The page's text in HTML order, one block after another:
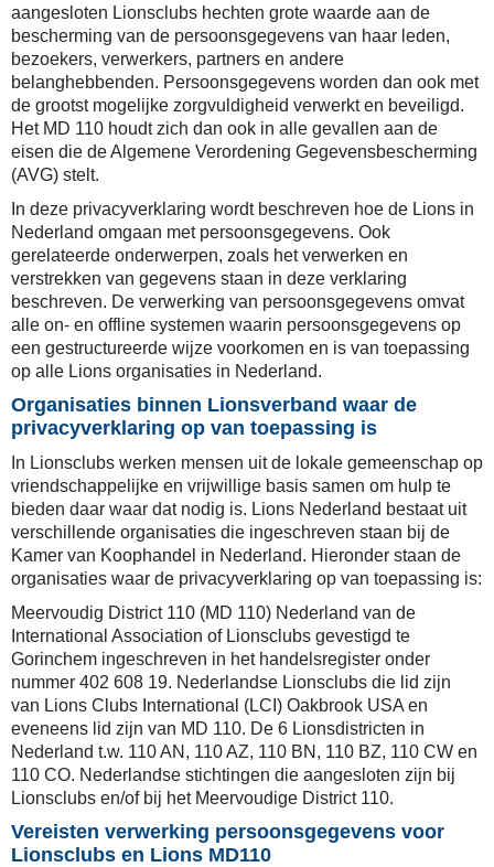
aangesloten Lionsclubs hechten grote waarde aan de
bescherming van de persoonsgegevens van haar leden,
bezoekers, verwerkers, partners en andere
belanghebbenden. Persoonsgegevens worden dan ook met
de grootst mogelijke zorgvuldigheid verwerkt en beveiligd.
Het MD 110 houdt zich dan ook in alle gevallen aan de
eisen die de Algemene Verordening Gegevensbescherming
(AVG) stelt.
In deze privacyverklaring wordt beschreven hoe de Lions in
Nederland omgaan met persoonsgegevens. Ook
gerelateerde onderwerpen, zoals het verwerken en
verstrekken van gegevens staan in deze verklaring
beschreven. De verwerking van persoonsgegevens omvat
alle on- en offline systemen waarin persoonsgegevens op
een gestructureerde wijze voorkomen en is van toepassing
op alle Lions organisaties in Nederland.
Organisaties binnen Lionsverband waar de
privacyverklaring op van toepassing is
In Lionsclubs werken mensen uit de lokale gemeenschap op
vriendschappelijke en vrijwillige basis samen om hulp te
bieden daar waar dat nodig is. Lions Nederland bestaat uit
verschillende organisaties die ingeschreven staan bij de
Kamer van Koophandel in Nederland. Hieronder staan de
organisaties waar de privacyverklaring op van toepassing is:
Meervoudig District 110 (MD 110) Nederland van de
International Association of Lionsclubs gevestigd te
Gorinchem ingeschreven in het handelsregister onder
nummer 402 608 19. Nederlandse Lionsclubs die lid zijn
van Lions Clubs International (LCI) Oakbrook USA en
eveneens lid zijn van MD 110. De 6 Lionsdistricten in
Nederland t.w. 110 AN, 110 AZ, 110 BN, 110 BZ, 110 CW en
110 CO. Nederlandse stichtingen die aangesloten zijn bij
Lionsclubs en/of bij het Meervoudige District 110.
Vereisten verwerking persoonsgegevens voor
Lionsclubs en Lions MD110